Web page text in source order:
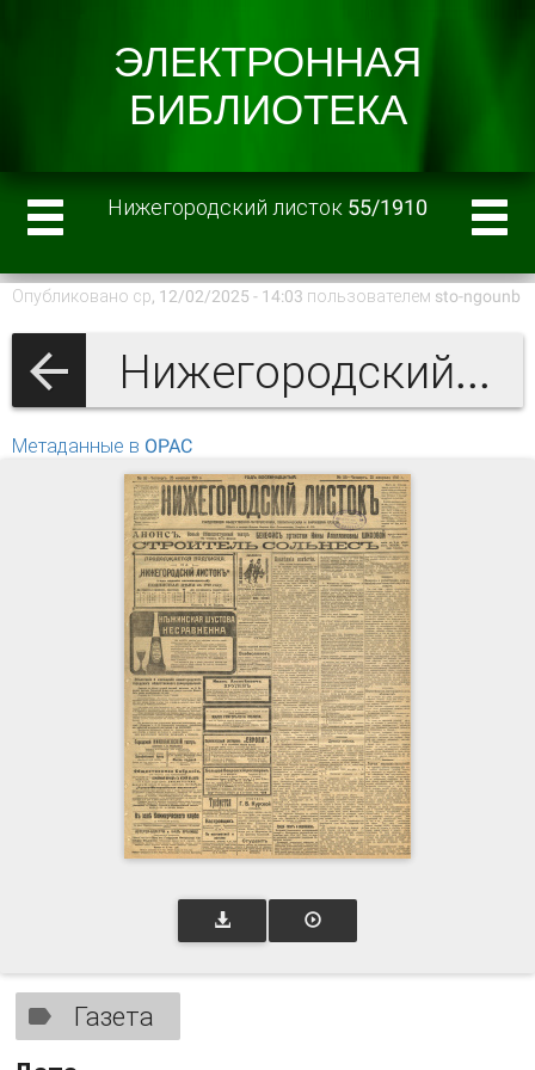
Нижегородский листок 55/1910
Опубликовано ср, 12/02/2025 - 14:03 пользователем sto-ngounb
Нижегородский листок 1910 г.
Метаданные в OPAC
Газета